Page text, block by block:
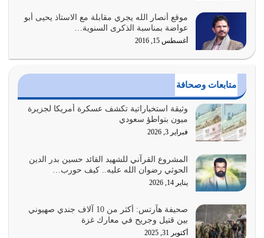
أولياء الشيطان كلما كانوا أكثر ولاءً وطاعة للشيطان كلما كانوا
أكثر ضعفاً
يوليو 30, 2026
وعد الله تعالى من يُقتل في سبيله بالحياة الأبدية والرزق
والاستبشار والنجاة والخلود في…
يوليو 29, 2026
القرآن الكريم هو أهم مصدر لمعرفة رسول الله معرفة سيرته
معرفة شخصيته معرفة عظمته
يوليو 28, 2026
هل نحن من الصالحين؟ قيِّم نفسك هنا اترك القرآن على أصله
وأعرض نفسك، وأعرض ما لديك على…
يوليو 27, 2026
عندما يكون عدوك هو عدو الله معناه أن تكون نقاط الضعف
موقع أنصار الله يجري مقابلة مع الاستاذ يحيى أبو
عواضة بمناسبة الذكرى السنوية…
أغسطس 15, 2016
متابعات وصحافة
وثيقة استخباراتية تكشف عسكرة أمريكا لجزيرة
ميون بتواطؤ سعودي
فبراير 3, 2026
المشروع القرآني للشهيد القائد حسين بدر الدين
الحوثي رضوان الله عليه.. كيف حورب…
يناير 14, 2026
صحيفة هآرتس: أكثر من 10 آلاف جندي صهيوني
بين قتيل وجريح في معارك غزة
أكتوبر 31, 2025